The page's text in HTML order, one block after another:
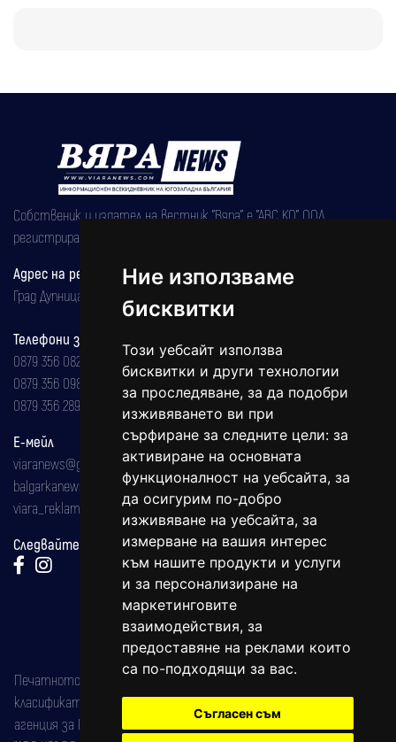
Ние използваме
бисквитки
Този уебсайт използва
бисквитки и други технологии
за проследяване, за да подобри
изживяването ви при
сърфиране за следните цели: за
активиране на основната
функционалност на уебсайта, за
да осигурим по-добро
изживяване на уебсайта, за
измерване на вашия интерес
към нашите продукти и услуги
и за персонализиране на
маркетинговите
взаимодействия, за
предоставяне на реклами които
са по-подходящи за вас.
Съгласен съм
Собственик и издател на вестник "Вяра" е "АВС КО" ООД,
регистрирана на 08.05.2002 година.
Адрес на редакцията
Град Дупница, ул.''Христо Ботев" 43
Телефони за реклама и абонаменти
0879 356 082
0879 356 098
0879 356 289
Е-мейл
viaranews@gmail.com
balgarkanews@gmail.com
viara_reklama@mail.bg
Следвайте ни:
Печатното издание на вестника е регистрирано в националния
класификатор на печатните издания (Българска национална
агенция за ISSN) под номер: ISSN 1312-4722.